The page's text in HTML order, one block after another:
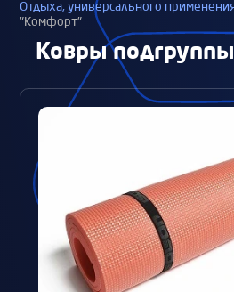
Отдыха, универсального
"Комфорт"
Ковры